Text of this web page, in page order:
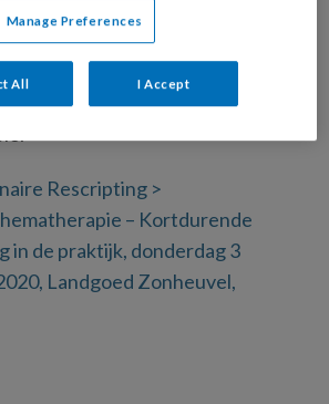
rescripting verzorgt. ‘Het doel
om een praktische inleiding te
en de technieken zodat
kunnen kennismaken met
Rescripting >
– Kortdurende
in de praktijk, donderdag 3
Landgoed Zonheuvel,
Manage Preferences
All I Accept